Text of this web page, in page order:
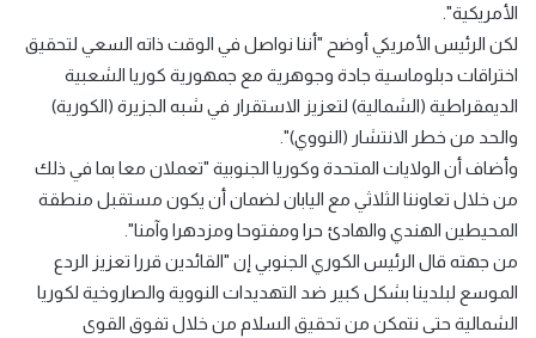
الأمريكية".
لكن الرئيس الأمريكي أوضح "أننا نواصل في الوقت ذاته السعي لتحقيق
اختراقات دبلوماسية جادة وجوهرية مع جمهورية كوريا الشعبية
الديمقراطية (الشمالية) لتعزيز الاستقرار في شبه الجزيرة (الكورية)
والحد من خطر الانتشار (النووي)".
وأضاف أن الولايات المتحدة وكوريا الجنوبية "تعملان معا بما في ذلك
من خلال تعاوننا الثلاثي مع اليابان لضمان أن يكون مستقبل منطقة
المحيطين الهندي والهادئ حرا ومفتوحا ومزدهرا وآمنا".
من جهته قال الرئيس الكوري الجنوبي إن "القائدين قررا تعزيز الردع
الموسع لبلدينا بشكل كبير ضد التهديدات النووية والصاروخية لكوريا
الشمالية حتى نتمكن من تحقيق السلام من خلال تفوق القوى